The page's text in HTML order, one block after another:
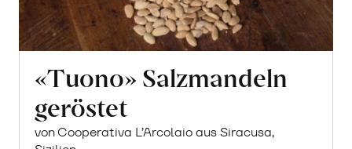
«Tuono» Salzmandeln
geröstet
von Cooperativa L’Arcolaio aus Siracusa,